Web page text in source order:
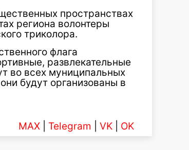
пространствах
региона волонтеры
триколора.
флага
развлекательные
во всех муниципальных
будут организованы в
MAX Telegram VK OK